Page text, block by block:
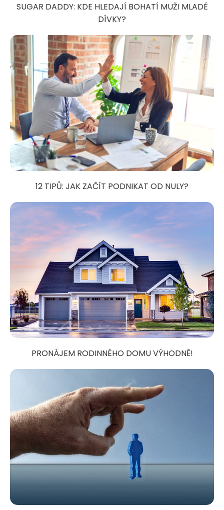
SUGAR DADDY: KDE HLEDAJÍ BOHATÍ MUŽI MLADÉ
DÍVKY?
12 TIPŮ: JAK ZAČÍT PODNIKAT OD NULY?
PRONÁJEM RODINNÉHO DOMU VÝHODNĚ!